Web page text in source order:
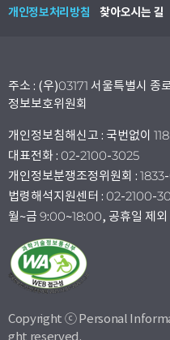
개인정보처리방침 찾아오시는 길
주소 : (우)03171 서울특별시 종
정보보호위원회
개인정보침해신고 : 국번없이 118
대표전화 : 02-2100-3025
개인정보분쟁조정위원회 :
법령해석지원센터 : 02-2100-
월~금 9:00~18:00, 공휴일 제외
Copyright ⓒ Personal
ght reserved.